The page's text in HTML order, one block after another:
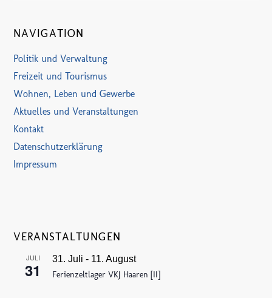
NAVIGATION
Politik und Verwaltung
Freizeit und Tourismus
Wohnen, Leben und Gewerbe
Aktuelles und Veranstaltungen
Kontakt
Datenschutzerklärung
Impressum
VERANSTALTUNGEN
JULI
31
31. Juli - 11. August
Ferienzeltlager VKJ Haaren [II]